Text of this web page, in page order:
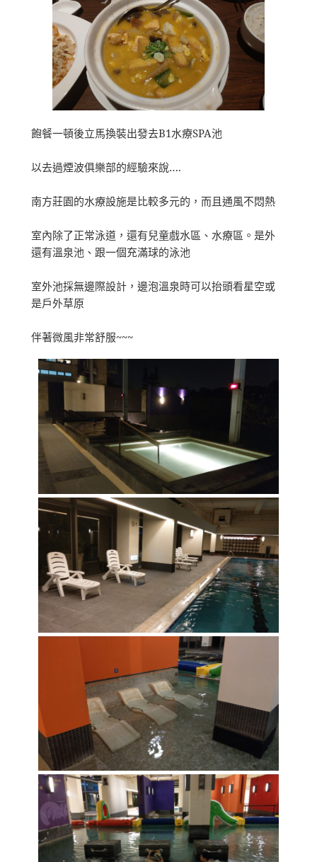
飽餐一頓後立馬換裝出發去B1水療SPA池
以去過煙波俱樂部的經驗來說….
南方莊園的水療設施是比較多元的，而且通風不悶熱
室內除了正常泳道，還有兒童戲水區、水療區。是外
還有溫泉池、跟一個充滿球的泳池
室外池採無邊際設計，邊泡溫泉時可以抬頭看星空或
是戶外草原
伴著微風非常舒服~~~